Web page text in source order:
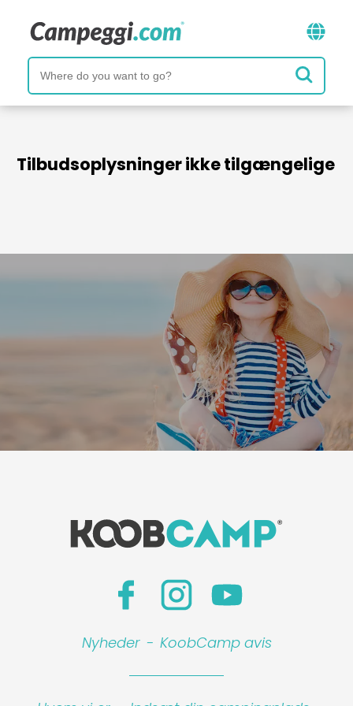
Tilbudsoplysninger ikke tilgængelige
Nyheder - KoobCamp avis